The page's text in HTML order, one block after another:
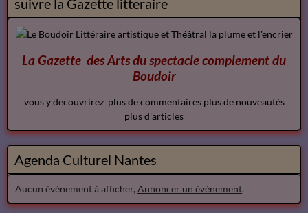
La Gazette des Arts du spectaclecomplementdu
Boudoir
vous y decouvrirez plus de commentaires plus de nouveautés
plus d'articles
Agenda Culturel Nantes
Aucun évènement à afficher, Annoncer un évènement.